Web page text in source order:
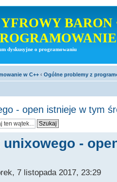
BARON
dyskusyjne o programowaniu
w C++ ‹ Ogólne problemy z
- open istnieje w tym
-
7 listopada 2017, 23:29